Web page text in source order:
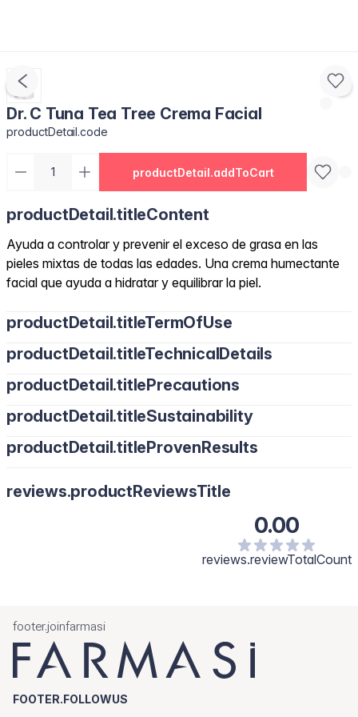
Dr. C Tuna Tea Tree Crema Facial
productDetail.code
productDetail.addToCart
productDetail.titleContent
Ayuda a controlar y prevenir el exceso de grasa en las
pieles mixtas de todas las edades. Una crema humectante
facial que ayuda a hidratar y equilibrar la piel.
productDetail.titleTermOfUse
productDetail.titleTechnicalDetails
productDetail.titlePrecautions
productDetail.titleSustainability
productDetail.titleProvenResults
reviews.productReviewsTitle
0.00
reviews.reviewTotalCount
footer.joinfarmasi
FOOTER.FOLLOWUS